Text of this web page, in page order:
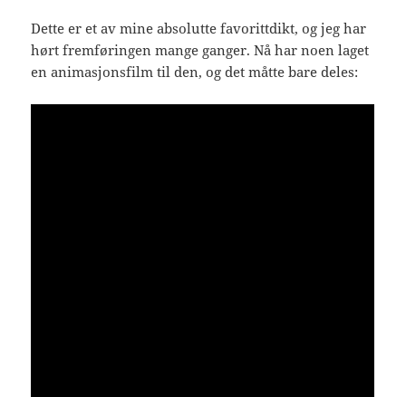
Dette er et av mine absolutte favorittdikt, og jeg har
hørt fremføringen mange ganger. Nå har noen laget
en animasjonsfilm til den, og det måtte bare deles: